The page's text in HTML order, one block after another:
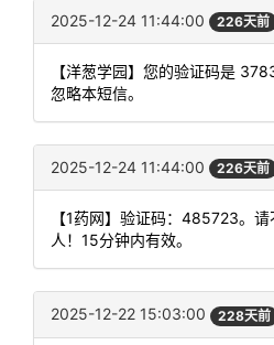
2025-12-24 11:44:00 226天前
【洋葱学园】您的验证码是
忽略本短信。
2025-12-24 11:44:00 226天前
【1药网】验证码：485723。
人！15分钟内有效。
2025-12-22 15:03:00 228天前